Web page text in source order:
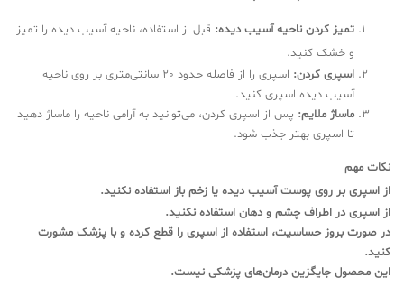
تمیز کردن ناحیه آسیب دیده: قبل از استفاده، ناحیه آسیب دیده را تمیز
و خشک کنید.
اسپری کردن:
اسپری را از فاصله حدود 20 سانتی‌متری بر روی ناحیه
آسیب دیده اسپری کنید.
ماساژ ملایم: پس از اسپری کردن، می‌توانید به آرامی ناحیه را ماساژ دهید
تا اسپری بهتر جذب شود.
نکات مهم
از اسپری بر روی پوست آسیب دیده یا زخم باز استفاده نکنید.
از اسپری در اطراف چشم و دهان استفاده نکنید.
در صورت بروز حساسیت، استفاده از اسپری را قطع کرده و با پزشک مشورت
کنید.
این محصول جایگزین درمان‌های پزشکی نیست.